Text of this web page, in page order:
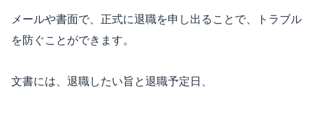
メールや書面で、正式に退職を申し出ることで、トラブル
を防ぐことができます。
文書には、退職したい旨と退職予定日、